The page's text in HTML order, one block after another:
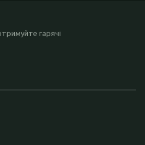
гарячі